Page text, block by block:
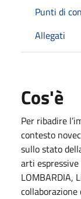
Punti di
Allegati
Cos'è
Per ribadire
contesto
sullo stato
arti
LOMBARDIA,
collaborazione